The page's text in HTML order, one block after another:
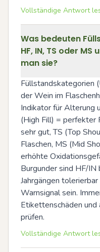
Vollständige Antwort
Was bedeuten
HF, IN, TS oder
man sie?
Füllstandskategorien
der Wein im
Indikator für Alterung
(High Fill) = perfekter
sehr gut, TS (Top
Flaschen, MS (Mid
erhöhte
Burgunder sind HF/IN
Jahrgängen
Warnsignal sein.
Etikettenschäden und
prüfen.
Vollständige Antwort